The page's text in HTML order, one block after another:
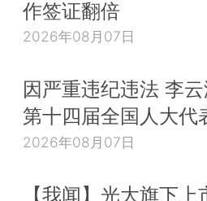
作签证翻倍
2026年08月07日
因严重违纪违法 李
第十四届全国人大代
2026年08月07日
【我闻】光大旗下